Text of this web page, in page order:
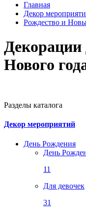
Главная
Декор
Рождество и
Декорации
Нового
Разделы каталога
Декор мероприятий
День Рождения
День
11
Для девочек
31